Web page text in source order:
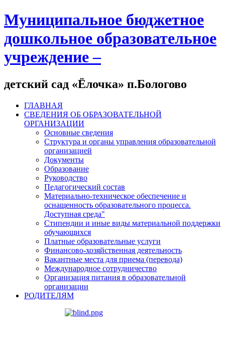
Муниципальное бюджетное
дошкольное образовательное
учреждение –
детский сад «Ёлочка» п.Бологово
ГЛАВНАЯ
СВЕДЕНИЯ ОБ ОБРАЗОВАТЕЛЬНОЙ
ОРГАНИЗАЦИИ
Основные сведения
Структура и органы управления образовательной
организацией
Документы
Образование
Руководство
Педагогический состав
Материально-техническое обеспечение и
оснащенность образовательного процесса.
Доступная среда"
Стипендии и иные виды материальной поддержки
обучающихся
Платные образовательные услуги
Финансово-хозяйственная деятельность
Вакантные места для приема (перевода)
Международное сотрудничество
Организация питания в образовательной
организации
РОДИТЕЛЯМ